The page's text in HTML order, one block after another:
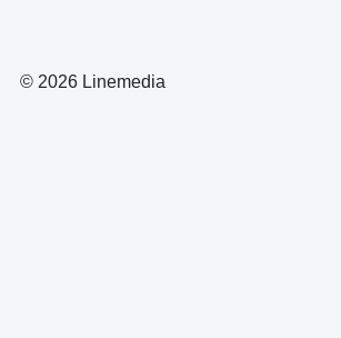
© 2026 Linemedia